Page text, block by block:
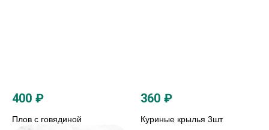
400 ₽
Плов с говядиной
360 ₽
Куриные крылья 3шт